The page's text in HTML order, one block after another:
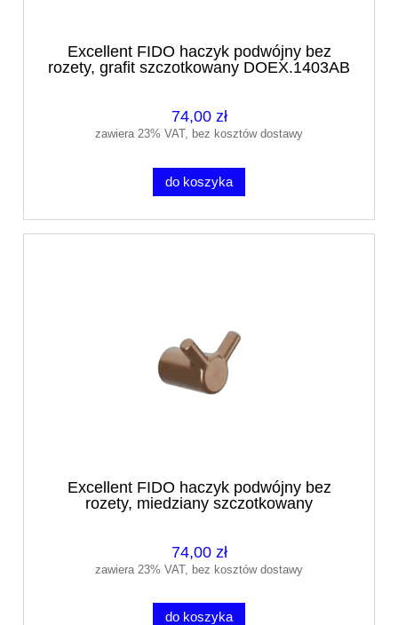
Excellent FIDO haczyk podwójny bez
rozety, grafit szczotkowany DOEX.1403AB
74,00 zł
zawiera 23% VAT, bez kosztów dostawy
do koszyka
Excellent FIDO haczyk podwójny bez
rozety, miedziany szczotkowany
74,00 zł
zawiera 23% VAT, bez kosztów dostawy
do koszyka